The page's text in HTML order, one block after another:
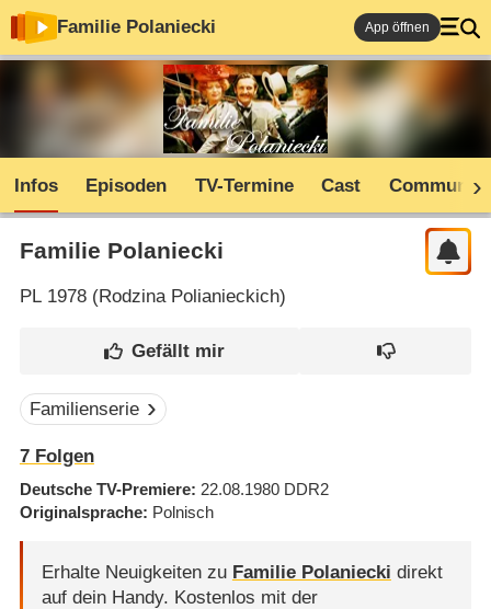
Familie Polaniecki App öffnen
Infos Episoden TV-Termine Cast Community
Familie Polaniecki
PL1978 (Rodzina Polianieckich)
Familienserie
7Folgen
Deutsche TV-Premiere 22.08.1980 DDR2
Originalsprache Polnisch
Erhalte Neuigkeiten zu Familie Polaniecki direkt
auf dein Handy. Kostenlos mit der